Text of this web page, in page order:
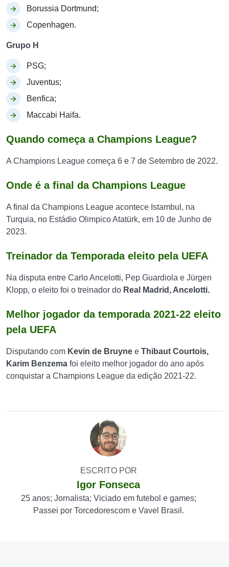
Borussia Dortmund;
Copenhagen.
Grupo H
PSG;
Juventus;
Benfica;
Maccabi Haifa.
Quando começa a Champions League?
A Champions League começa 6 e 7 de Setembro de 2022.
Onde é a final da Champions League
A final da Champions League acontece Istambul, na
Turquia, no Estádio Olimpico Atatürk, em 10 de Junho de
2023.
Treinador da Temporada eleito pela UEFA
Na disputa entre Carlo Ancelotti, Pep Guardiola e Jürgen
Klopp, o eleito foi o treinador do Real Madrid, Ancelotti.
Melhor jogador da temporada 2021-22 eleito
pela UEFA
Disputando com Kevin de Bruyne e Thibaut Courtois,
Karim Benzema foi eleito melhor jogador do ano após
conquistar a Champions League da edição 2021-22.
ESCRITO POR
Igor Fonseca
25 anos; Jornalista; Viciado em futebol e games;
Passei por Torcedorescom e Vavel Brasil.